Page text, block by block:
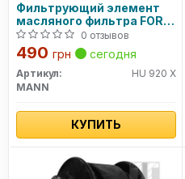
Фильтрующий элемент
масляного фильтра FORD
- TRANSIT HU 920 X MANN
0 отзывов
490 грн сегодня
Артикул:
HU 920 X
MANN
КУПИТЬ